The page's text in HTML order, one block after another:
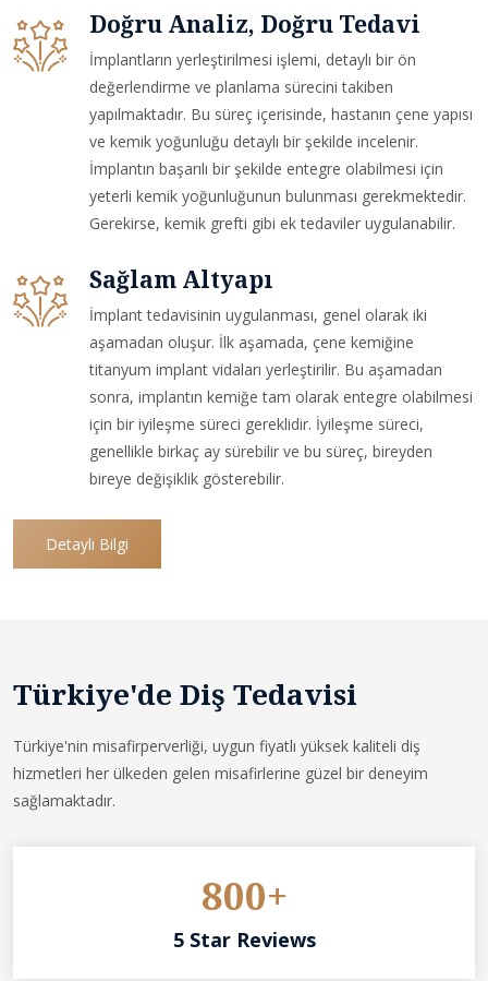
Doğru Analiz, Doğru Tedavi
İmplantların yerleştirilmesi işlemi, detaylı bir ön
değerlendirme ve planlama sürecini takiben
yapılmaktadır. Bu süreç içerisinde, hastanın çene yapısı
ve kemik yoğunluğu detaylı bir şekilde incelenir.
İmplantın başarılı bir şekilde entegre olabilmesi için
yeterli kemik yoğunluğunun bulunması gerekmektedir.
Gerekirse, kemik grefti gibi ek tedaviler uygulanabilir.
Sağlam Altyapı
İmplant tedavisinin uygulanması, genel olarak iki
aşamadan oluşur. İlk aşamada, çene kemiğine
titanyum implant vidaları yerleştirilir. Bu aşamadan
sonra, implantın kemiğe tam olarak entegre olabilmesi
için bir iyileşme süreci gereklidir. İyileşme süreci,
genellikle birkaç ay sürebilir ve bu süreç, bireyden
bireye değişiklik gösterebilir.
Detaylı Bilgi
Türkiye'de Diş Tedavisi
Türkiye'nin misafirperverliği, uygun fiyatlı yüksek kaliteli diş
hizmetleri her ülkeden gelen misafirlerine güzel bir deneyim
sağlamaktadır.
800+
5 Star Reviews